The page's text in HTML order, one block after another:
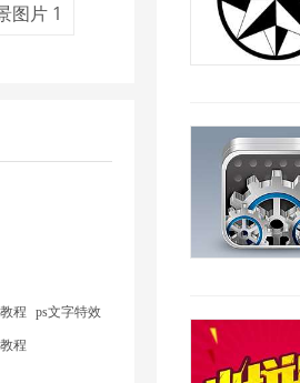
图片 1
程 ps文字特效
程